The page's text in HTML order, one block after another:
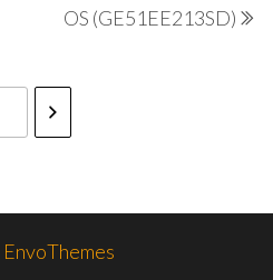
OS (GE51EE213SD)
EnvoThemes